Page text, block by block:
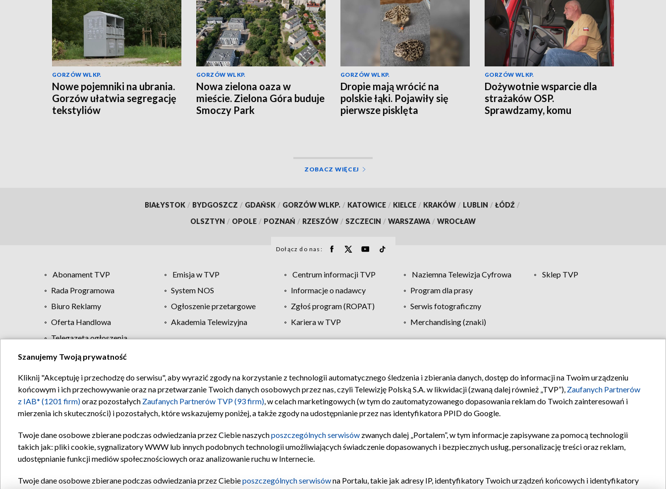
GORZÓW WLKP.
Nowe pojemniki na ubrania.
Gorzów ułatwia segregację
tekstyliów
GORZÓW WLKP.
Nowa zielona oaza w
mieście. Zielona Góra buduje
Smoczy Park
GORZÓW WLKP.
Dropie mają wrócić na
polskie łąki. Pojawiły się
pierwsze pisklęta
GORZÓW WLKP.
Dożywotnie wsparcie dla
strażaków OSP.
Sprawdzamy, komu
ZOBACZ WIĘCEJ
BIAŁYSTOK / BYDGOSZCZ / GDAŃSK / GORZÓW WLKP. / KATOWICE / KIELCE / KRAKÓW / LUBLIN / ŁÓDŹ /
OLSZTYN / OPOLE / POZNAŃ / RZESZÓW / SZCZECIN / WARSZAWA / WROCŁAW
Dołącz do nas:
Abonament TVP Emisja w TVP Centrum informacji TVP Naziemna Telewizja Cyfrowa
Sklep TVP
Rada Programowa
System NOS Informacje o nadawcy
Program dla prasy
Biuro Reklamy
Ogłoszenie przetargowe Zgłoś program (ROPAT)
Serwis fotograficzny
Oferta Handlowa
Akademia Telewizyjna Kariera w TVP
Merchandising (znaki)
Telegazeta ogłoszenia
Regulamin TVP Polityka prywatności Moje zgody Pomoc Biuro reklamy Kontakt
Szanujemy Twoją prywatność
Kliknij "Akceptuję i przechodzę do serwisu", aby wyrazić zgody na korzystanie z technologii automatycznego śledzenia i zbierania danych, dostęp do informacji na Twoim urządzeniu
końcowym i ich przechowywanie oraz na przetwarzanie Twoich danych osobowych przez nas, czyli Telewizję Polską S.A. w likwidacji (zwaną dalej również „TVP”), Zaufanych Partnerów
z IAB* (1201 firm)oraz pozostałych Zaufanych Partnerów TVP (93 firm), w celach marketingowych (w tym do zautomatyzowanego dopasowania reklam do Twoich zainteresowań i
mierzenia ich skuteczności) i pozostałych, które wskazujemy poniżej, a także zgody na udostępnianie przez nas identyfikatora PPID do Google.
Twoje dane osobowe zbierane podczas odwiedzania przez Ciebie naszychposzczególnych serwisów zwanych dalej „Portalem”, w tym informacje zapisywane za pomocą technologii
takich jak: pliki cookie, sygnalizatory WWW lub innych podobnych technologii umożliwiających świadczenie dopasowanych i bezpiecznych usług, personalizację treści oraz reklam,
udostępnianie funkcji mediów społecznościowych oraz analizowanie ruchu w Internecie.
Twoje dane osobowe zbierane podczas odwiedzania przez Ciebieposzczególnych serwisówna Portalu, takie jak adresy IP, identyfikatory Twoich urządzeń końcowych i identyfikatory